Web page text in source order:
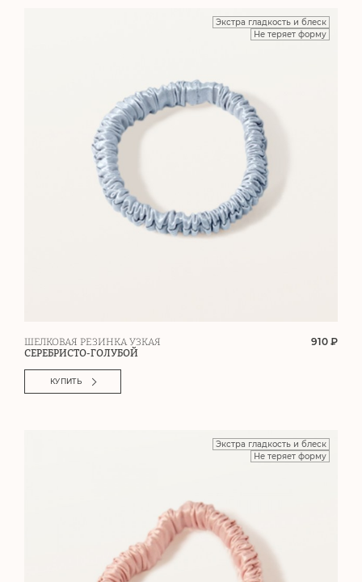
Экстра гладкость и блеск
Не теряет форму
ШЕЛКОВАЯ РЕЗИНКА УЗКАЯ
СЕРЕБРИСТО-ГОЛУБОЙ
910 ₽
КУПИТЬ
Экстра гладкость и блеск
Не теряет форму